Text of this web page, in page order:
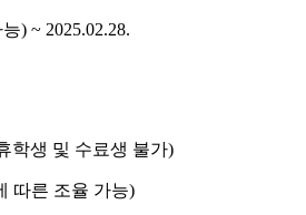
) ~ 2025.02.28.
학생 및 수료생 불가)
따른 조율 가능)